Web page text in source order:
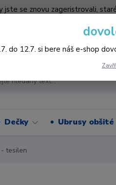
jste se znovu zageristrovali,
Dečky Ubrusy
tesilen
do 12.7. si bere náš e-shop